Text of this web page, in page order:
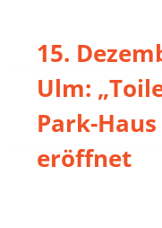
15.
Ulm:
Park-
eröffnet